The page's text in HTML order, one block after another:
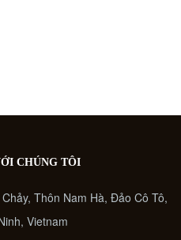
CHÚNG TÔI
Chảy, Thôn Nam Hà, Đảo Cô Tô,
Vietnam